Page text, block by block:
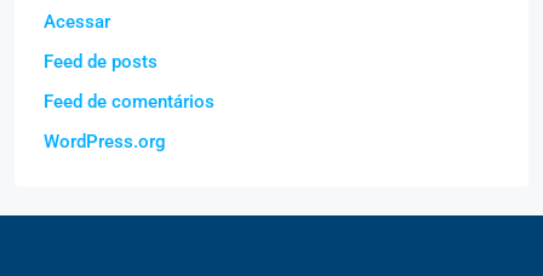
Acessar
Feed de posts
Feed de comentários
WordPress.org